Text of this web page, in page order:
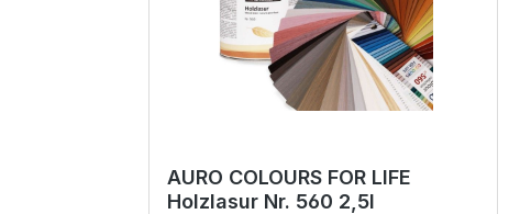
AURO COLOURS FOR LIFE
Holzlasur Nr. 560 2,5l